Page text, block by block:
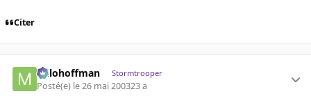
Citer
milohoffman Stormtrooper
Posté(e) le 26 mai 200323 a